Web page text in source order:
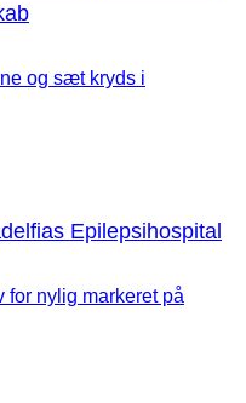
og sæt kryds i
Epilepsihospital
nylig markeret på